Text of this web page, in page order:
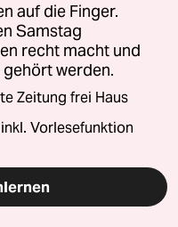
auf die Finger.
Samstag
recht macht und
werden.
Zeitung frei Haus
Vorlesefunktion